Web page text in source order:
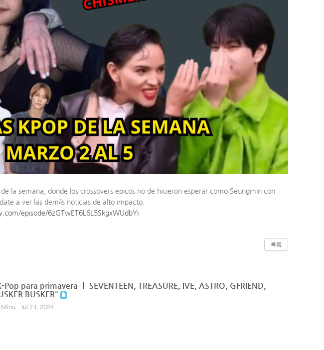
la semana, donde los crossovers epicos no de hicieron esperar como Seungmin con
a ver las demás noticias de alto impacto.
episode/6zGTwET6L6L5SkgxWUdbYi
목록
Pop para primavera ㅣ SEVENTEEN, TREASURE, IVE, ASTRO, GFRIEND,
BUSKER"
Minu Jul 23, 2024